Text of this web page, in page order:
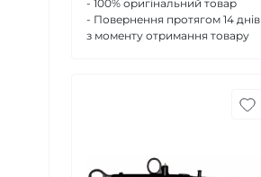
- 100% оригінальний товар
- Повернення протягом 14 днів
з моменту отримання товару